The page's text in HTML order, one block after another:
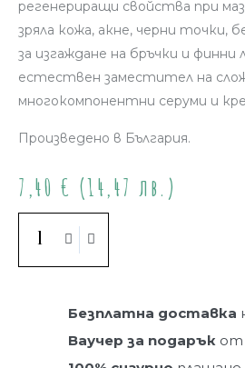
регенериращи свойства при
зряла кожа, акне, черни точки,
за изгаждане на бръчки и финни
естествен заместител на
многокомпонентни серуми и
Произведено в България.
7,40 € (14,47 лв.)
Безплатна доставка
Ваучер за подарък от